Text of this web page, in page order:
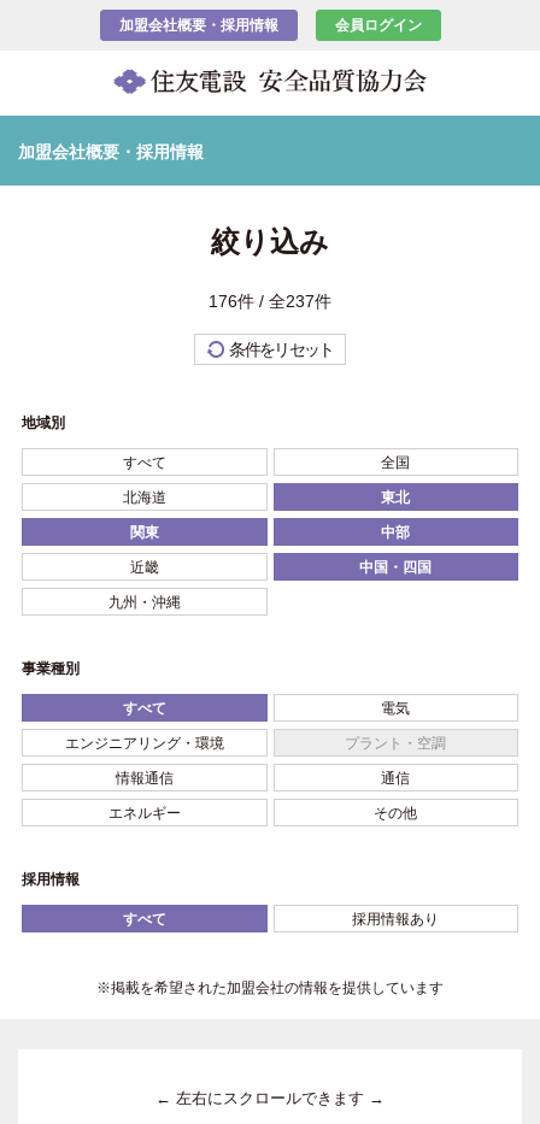
加盟会社概要・採用情報 会員ログイン
加盟会社概要・採用情報
絞り込み
176件 / 全237件
条件をリセット
地域別
すべて 全国
北海道 東北
関東 中部
近畿 中国・四国
九州・沖縄
事業種別
すべて 電気
エンジニアリング・環境 プラント・空調
情報通信 通信
エネルギー その他
採用情報
すべて 採用情報あり
※掲載を希望された加盟会社の情報を提供しています
← 左右にスクロールできます →